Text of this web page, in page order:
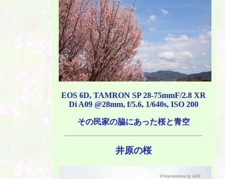
EOS 6D, TAMRON SP 28-75mmF/2.8 XR
Di A09 @28mm, f/5.6, 1/640s, ISO 200
その民家の脇にあった桜と青空
井原の桜